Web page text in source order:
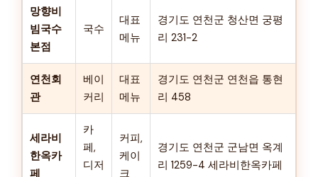
망향비
빔국수
본점
국수
대표
메뉴
경기도 연천군 청산면 궁평
리 231-2
연천회
관
베이
커리
대표
메뉴
경기도 연천군 연천읍 통현
리 458
세라비
한옥카
페
카
페,
디저
커피,
케이
크
경기도 연천군 군남면 옥계
리 1259-4 세라비한옥카페